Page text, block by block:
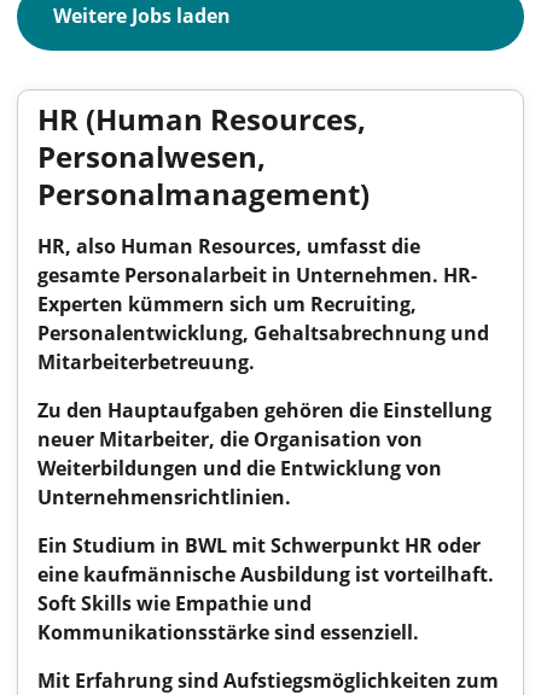
Weitere Jobs laden
HR (Human Resources,
Personalwesen,
Personalmanagement)
HR, also Human Resources, umfasst die
gesamte Personalarbeit in Unternehmen. HR-
Experten kümmern sich um Recruiting,
Personalentwicklung, Gehaltsabrechnung und
Mitarbeiterbetreuung.
Zu den Hauptaufgaben gehören die Einstellung
neuer Mitarbeiter, die Organisation von
Weiterbildungen und die Entwicklung von
Unternehmensrichtlinien.
Ein Studium in BWL mit Schwerpunkt HR oder
eine kaufmännische Ausbildung ist vorteilhaft.
Soft Skills wie Empathie und
Kommunikationsstärke sind essenziell.
Mit Erfahrung sind Aufstiegsmöglichkeiten zum